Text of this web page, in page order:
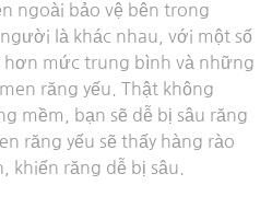
ngoài bảo vệ bên trong
là khác nhau, với một số
hơn mức trung bình và những
răng yếu. Thật không
mềm, bạn sẽ dễ bị sâu răng
răng yếu sẽ thấy hàng rào
khiến răng dễ bị sâu.